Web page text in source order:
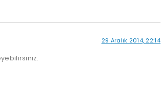
29 Aralık 2014, 22:14